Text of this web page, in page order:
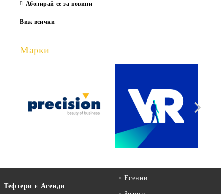
Абонирай се за новини
Виж всички
Марки
Тефтери и Агенди
Есенни